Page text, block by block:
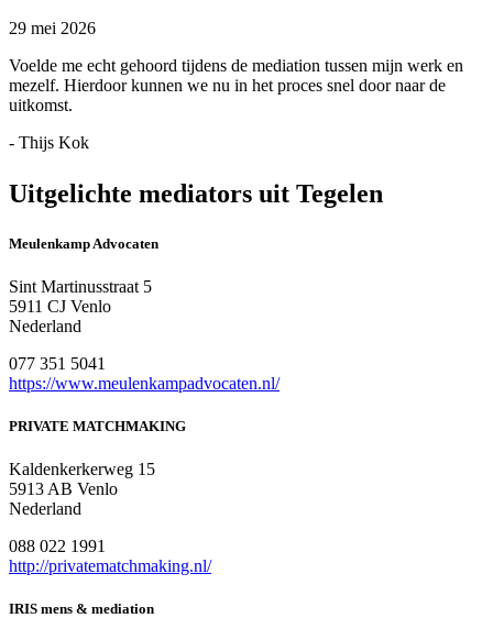
29 mei 2026
Voelde me echt gehoord tijdens de mediation tussen mijn werk en
mezelf. Hierdoor kunnen we nu in het proces snel door naar de
uitkomst.
- Thijs Kok
Uitgelichte mediators uit Tegelen
Meulenkamp Advocaten
Sint Martinusstraat 5
5911 CJ Venlo
Nederland
077 351 5041
https://www.meulenkampadvocaten.nl/
PRIVATE MATCHMAKING
Kaldenkerkerweg 15
5913 AB Venlo
Nederland
088 022 1991
http://privatematchmaking.nl/
IRIS mens & mediation